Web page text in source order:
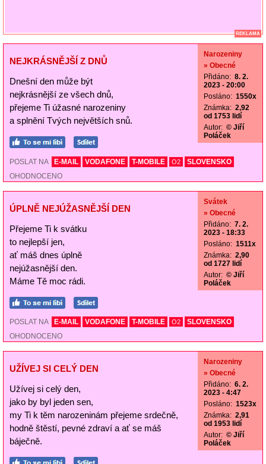
REKLAMA
NEJKRÁSNĚJŠÍ Z DNŮ
Dnešní den může být
nejkrásnější ze všech dnů,
přejeme Ti úžasné narozeniny
a splnění Tvých největších snů.
Narozeniny
» Obecné
Přidáno: 8. 2.
2023 - 20:00
Posláno: 1550x
Známka: 2,92
od 1753 lidí
Autor: © Jiří
Poláček
POSLAT NA E-MAIL VODAFONE T-MOBILE O2
SLOVENSKO
OHODNOCENO
ÚPLNĚ NEJÚŽASNĚJŠÍ DEN
Přejeme Ti k svátku
to nejlepší jen,
ať máš dnes úplně
nejúžasnější den.
Máme Tě moc rádi.
Svátek
» Obecné
Přidáno: 7. 2.
2023 - 18:33
Posláno: 1511x
Známka: 2,90
od 1727 lidí
Autor: © Jiří
Poláček
POSLAT NA E-MAIL VODAFONE T-MOBILE O2
SLOVENSKO
OHODNOCENO
UŽÍVEJ SI CELÝ DEN
Užívej si celý den,
jako by byl jeden sen,
my Ti k těm narozeninám přejeme srdečně,
hodně štěstí, pevné zdraví a ať se máš
báječně.
Narozeniny
» Obecné
Přidáno: 6. 2.
2023 - 4:47
Posláno: 1523x
Známka: 2,91
od 1953 lidí
Autor: © Jiří
Poláček